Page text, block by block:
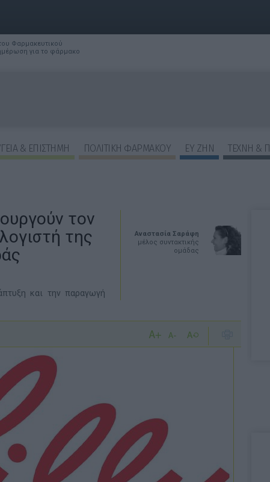
Φαρμακευτικού
για το φάρμακο
& ΕΠΙΣΤΗΜΗ ΠΟΛΙΤΙΚΗ ΦΑΡΜΑΚΟΥ ΕΥ ΖΗΝ
ΤΕΧΝΗ &
Αναστασία Σαράφη
μέλος συντακτικής
ομάδας
τον
της
και την παραγωγή